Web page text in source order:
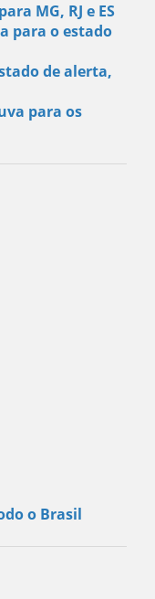
MG, RJ e ES
para o estado
de alerta,
para os
o Brasil